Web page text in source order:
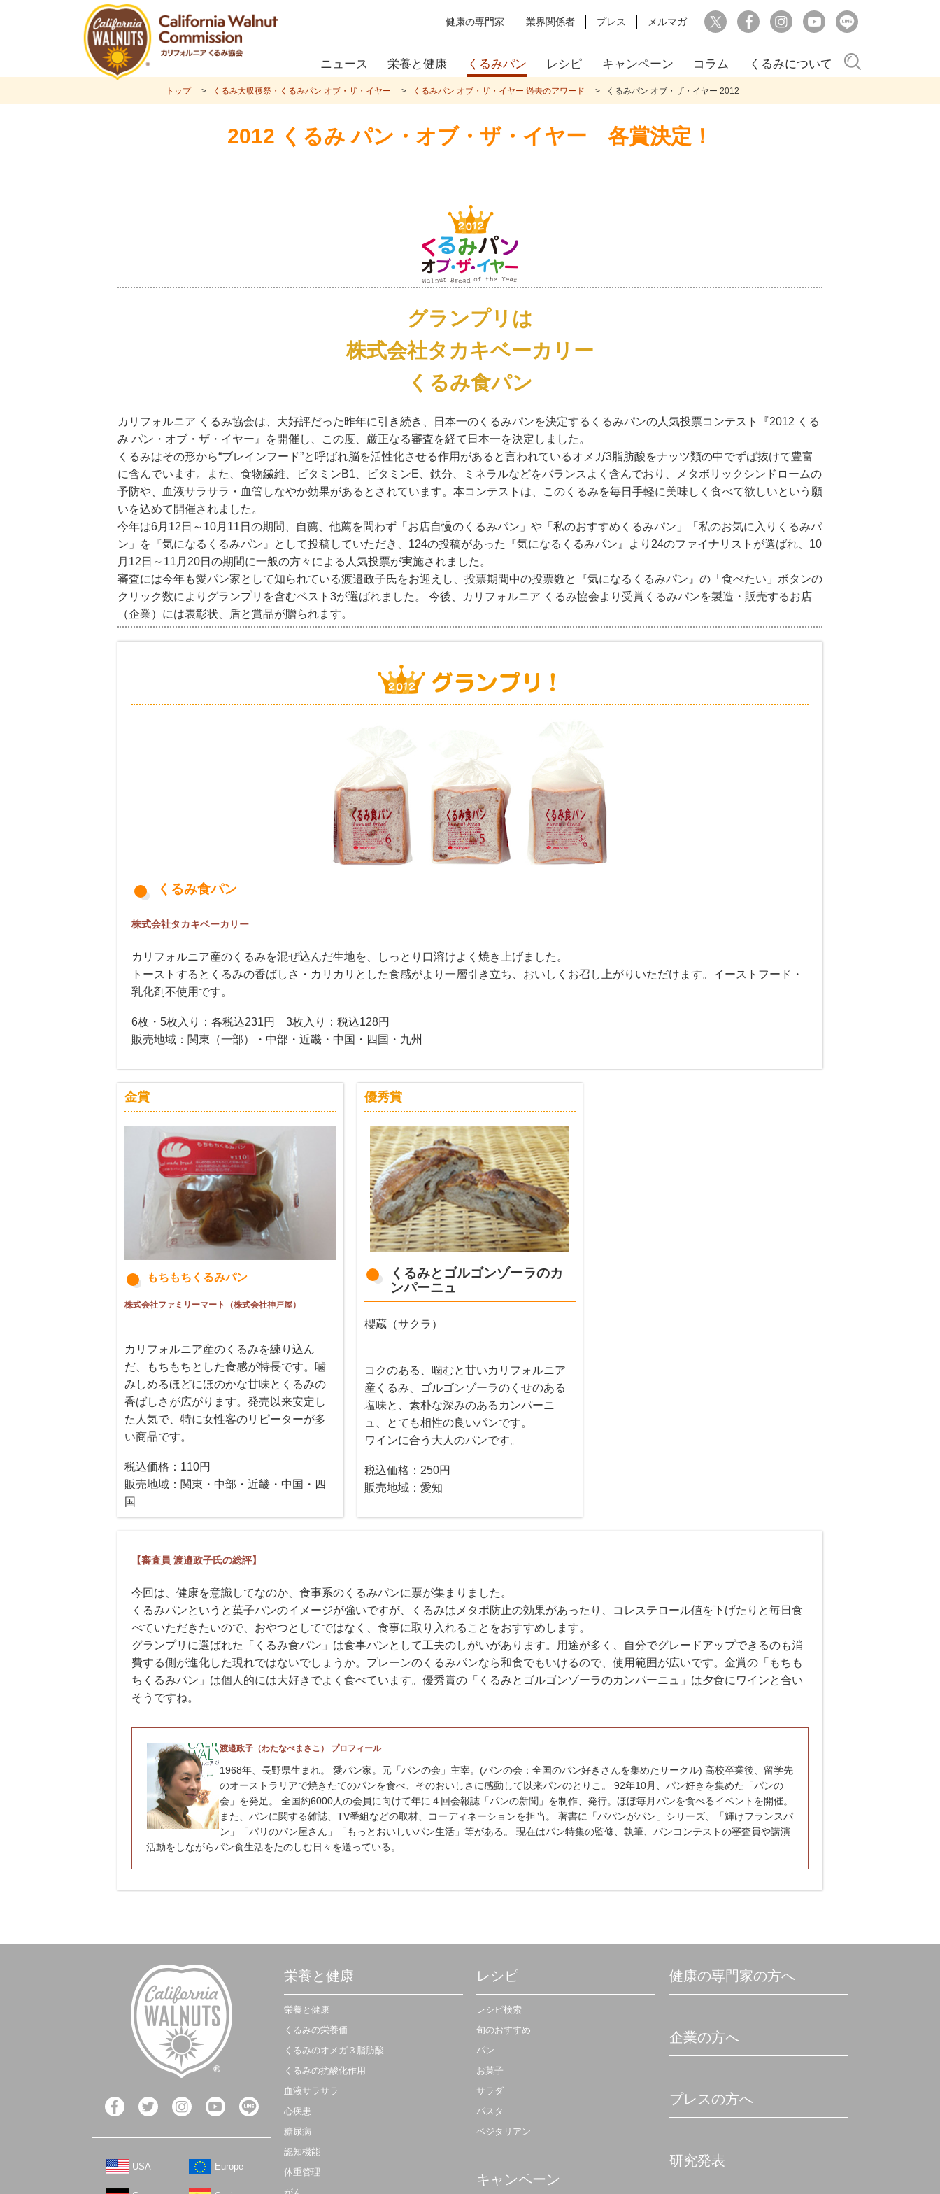
健康の専門家 業界関係者 プレス メルマガ
ニュース 栄養と健康 くるみパン レシピ キャンペーン コラム くるみについて
トップ くるみ大収穫祭・くるみパン オブ・ザ・イヤー くるみパン オブ・ザ・イヤー 過去のアワード くるみパン オブ・ザ・イヤー 2012
2012 くるみ パン・オブ・ザ・イヤー 各賞決定！
グランプリは
株式会社タカキベーカリー
くるみ食パン
カリフォルニア くるみ協会は、大好評だった昨年に引き続き、日本一のくるみパンを決定するくるみパンの人気投票コンテスト『2012 くる
み パン・オブ・ザ・イヤー』を開催し、この度、厳正なる審査を経て日本一を決定しました。
くるみはその形から“ブレインフード”と呼ばれ脳を活性化させる作用があると言われているオメガ3脂肪酸をナッツ類の中でずば抜けて豊富
に含んでいます。また、食物繊維、ビタミンB1、ビタミンE、鉄分、ミネラルなどをバランスよく含んでおり、メタボリックシンドロームの
予防や、血液サラサラ・血管しなやか効果があるとされています。本コンテストは、このくるみを毎日手軽に美味しく食べて欲しいという願
いを込めて開催されました。
今年は6月12日～10月11日の期間、自薦、他薦を問わず「お店自慢のくるみパン」や「私のおすすめくるみパン」「私のお気に入りくるみパ
ン」を『気になるくるみパン』として投稿していただき、124の投稿があった『気になるくるみパン』より24のファイナリストが選ばれ、10
月12日～11月20日の期間に一般の方々による人気投票が実施されました。
審査には今年も愛パン家として知られている渡邉政子氏をお迎えし、投票期間中の投票数と『気になるくるみパン』の「食べたい」ボタンの
クリック数によりグランプリを含むベスト3が選ばれました。 今後、カリフォルニア くるみ協会より受賞くるみパンを製造・販売するお店
（企業）には表彰状、盾と賞品が贈られます。
くるみ食パン
株式会社タカキベーカリー
カリフォルニア産のくるみを混ぜ込んだ生地を、しっとり口溶けよく焼き上げました。
トーストするとくるみの香ばしさ・カリカリとした食感がより一層引き立ち、おいしくお召し上がりいただけます。イーストフード・
乳化剤不使用です。
6枚・5枚入り：各税込231円 3枚入り：税込128円
販売地域：関東（一部）・中部・近畿・中国・四国・九州
金賞
もちもちくるみパン
株式会社ファミリーマート（株式会社神戸屋）
カリフォルニア産のくるみを練り込ん
だ、もちもちとした食感が特長です。噛
みしめるほどにほのかな甘味とくるみの
香ばしさが広がります。発売以来安定し
た人気で、特に女性客のリピーターが多
い商品です。
税込価格：110円
販売地域：関東・中部・近畿・中国・四
国
優秀賞
くるみとゴルゴンゾーラのカ
ンパーニュ
櫻蔵（サクラ）
コクのある、噛むと甘いカリフォルニア
産くるみ、ゴルゴンゾーラのくせのある
塩味と、素朴な深みのあるカンパーニ
ュ、とても相性の良いパンです。
ワインに合う大人のパンです。
税込価格：250円
販売地域：愛知
【審査員 渡邉政子氏の総評】
今回は、健康を意識してなのか、食事系のくるみパンに票が集まりました。
くるみパンというと菓子パンのイメージが強いですが、くるみはメタボ防止の効果があったり、コレステロール値を下げたりと毎日食
べていただきたいので、おやつとしてではなく、食事に取り入れることをおすすめします。
グランプリに選ばれた「くるみ食パン」は食事パンとして工夫のしがいがあります。用途が多く、自分でグレードアップできるのも消
費する側が進化した現れではないでしょうか。プレーンのくるみパンなら和食でもいけるので、使用範囲が広いです。金賞の「もちも
ちくるみパン」は個人的には大好きでよく食べています。優秀賞の「くるみとゴルゴンゾーラのカンパーニュ」は夕食にワインと合い
そうですね。
渡邉政子（わたなべまさこ） プロフィール
1968年、長野県生まれ。 愛パン家。元「パンの会」主宰。(パンの会：全国のパン好きさんを集めたサークル) 高校卒業後、留学先
のオーストラリアで焼きたてのパンを食べ、そのおいしさに感動して以来パンのとりこ。 92年10月、パン好きを集めた「パンの
会」を発足。 全国約6000人の会員に向けて年に４回会報誌「パンの新聞」を制作、発行。ほぼ毎月パンを食べるイベントを開催。
また、パンに関する雑誌、TV番組などの取材、コーディネーションを担当。 著書に「パパンがパン」シリーズ、「輝けフランスパ
ン」「パリのパン屋さん」「もっとおいしいパン生活」等がある。 現在はパン特集の監修、執筆、パンコンテストの審査員や講演
活動をしながらパン食生活をたのしむ日々を送っている。
USA Europe
栄養と健康
栄養と健康
くるみの栄養価
くるみのオメガ３脂肪酸
くるみの抗酸化作用
血液サラサラ
心疾患
糖尿病
認知機能
体重管理
レシピ
レシピ検索
旬のおすすめ
パン
お菓子
サラダ
パスタ
ベジタリアン
キャンペーン
健康の専門家の方へ
企業の方へ
プレスの方へ
研究発表